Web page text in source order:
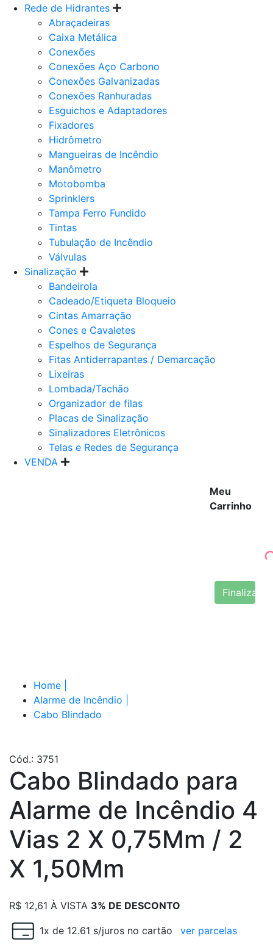
Rede de Hidrantes
Abraçadeiras
Caixa Metálica
Conexões
Conexões Aço Carbono
Conexões Galvanizadas
Conexões Ranhuradas
Esguichos e Adaptadores
Fixadores
Hidrômetro
Mangueiras de Incêndio
Manômetro
Motobomba
Sprinklers
Tampa Ferro Fundido
Tintas
Tubulação de Incêndio
Válvulas
Sinalização
Bandeirola
Cadeado/Etiqueta Bloqueio
Cintas Amarração
Cones e Cavaletes
Espelhos de Segurança
Fitas Antiderrapantes / Demarcação
Lixeiras
Lombada/Tachão
Organizador de filas
Placas de Sinalização
Sinalizadores Eletrônicos
Telas e Redes de Segurança
VENDA
Meu
Carrinho
Finalizar
Home
Alarme de Incêndio
Cabo Blindado
Cód.: 3751
Cabo Blindado para
Alarme de Incêndio 4
Vias 2 X 0,75Mm / 2
X 1,50Mm
R$ 12,61 À VISTA 3% DE DESCONTO
1x de 12.61 s/juros no cartão ver parcelas